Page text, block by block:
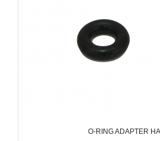
O-RING ADAPTER